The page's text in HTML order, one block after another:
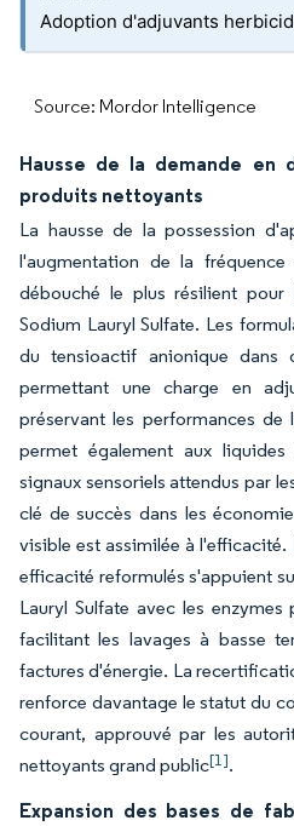
Adoption d'adjuvants
Source: Mordor Intelligence
Hausse de la demande en
produits nettoyants
La hausse de la possession
l'augmentation de la
débouché le plus résilient
Sodium Lauryl Sulfate. Les
du tensioactif anionique dans
permettant une charge en
préservant les performances de
permet également aux
signaux sensoriels attendus par
clé de succès dans les
visible est assimilée à l'efficacité.
efficacité reformulés s'appuient
Lauryl Sulfate avec les enzymes
facilitant les lavages à basse
factures d'énergie. La
renforce davantage le statut du
courant, approuvé par les
nettoyants grand public[1].
Expansion des bases de